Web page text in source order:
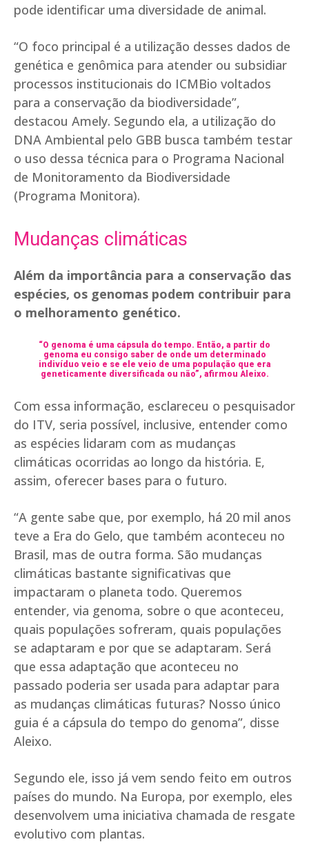
pode identificar uma diversidade de animal.
“O foco principal é a utilização desses dados de
genética e genômica para atender ou subsidiar
processos institucionais do ICMBio voltados
para a conservação da biodiversidade”,
destacou Amely. Segundo ela, a utilização do
DNA Ambiental pelo GBB busca também testar
o uso dessa técnica para o Programa Nacional
de Monitoramento da Biodiversidade
(Programa Monitora).
Mudanças climáticas
Além da importância para a conservação das
espécies, os genomas podem contribuir para
o melhoramento genético.
“O genoma é uma cápsula do tempo. Então, a partir do
genoma eu consigo saber de onde um determinado
indivíduo veio e se ele veio de uma população que era
geneticamente diversificada ou não”, afirmou Aleixo.
Com essa informação, esclareceu o pesquisador
do ITV, seria possível, inclusive, entender como
as espécies lidaram com as mudanças
climáticas ocorridas ao longo da história. E,
assim, oferecer bases para o futuro.
“A gente sabe que, por exemplo, há 20 mil anos
teve a Era do Gelo, que também aconteceu no
Brasil, mas de outra forma. São mudanças
climáticas bastante significativas que
impactaram o planeta todo. Queremos
entender, via genoma, sobre o que aconteceu,
quais populações sofreram, quais populações
se adaptaram e por que se adaptaram. Será
que essa adaptação que aconteceu no
passado poderia ser usada para adaptar para
as mudanças climáticas futuras? Nosso único
guia é a cápsula do tempo do genoma”, disse
Aleixo.
Segundo ele, isso já vem sendo feito em outros
países do mundo. Na Europa, por exemplo, eles
desenvolvem uma iniciativa chamada de resgate
evolutivo com plantas.